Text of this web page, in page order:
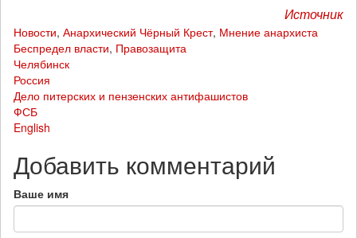
Источник
Новости, Анархический Чёрный Крест, Мнение анархиста
Беспредел власти, Правозащита
Челябинск
Россия
Дело питерских и пензенских антифашистов
ФСБ
English
Добавить комментарий
Ваше имя